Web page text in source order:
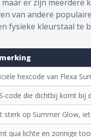
er zijn
van andere
fysieke kleurstaal te
hexcode van Flexa
code die dichtbij komt bij
sterk op Summer Glow,
qua lichte en zonnige